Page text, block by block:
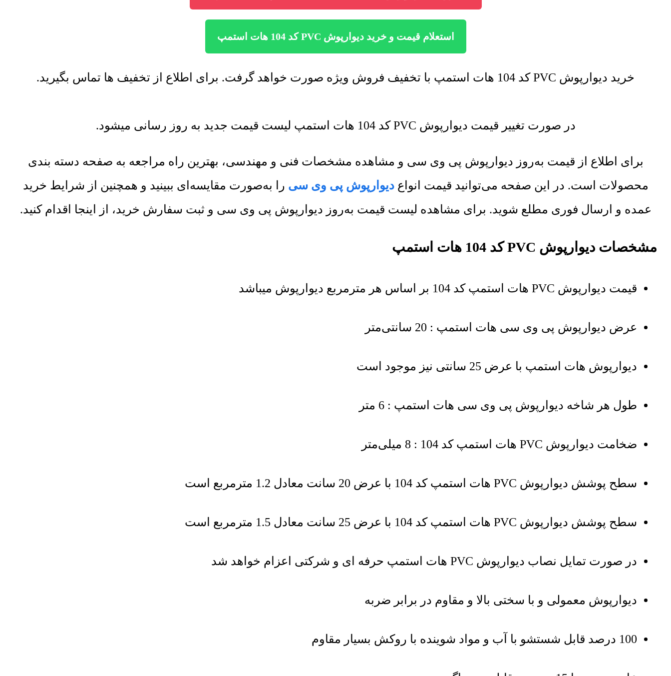
استعلام قیمت و خرید دیوارپوش PVC کد 104 هات استمپ
خرید دیوارپوش PVC کد 104 هات استمپ با تخفیف فروش ویژه صورت خواهد گرفت. برای اطلاع از تخفیف ها تماس بگیرید.
در صورت تغییر قیمت دیوارپوش PVC کد 104 هات استمپ لیست قیمت جدید به روز رسانی میشود.
برای اطلاع از قیمت به‌روز دیوارپوش پی وی سی و مشاهده مشخصات فنی و مهندسی، بهترین راه مراجعه به صفحه دسته بندی
محصولات است. در این صفحه می‌توانید قیمت انواعدیوارپوش پی وی سی را به‌صورت مقایسه‌ای ببینید و همچنین از شرایط خرید
عمده و ارسال فوری مطلع شوید. برای مشاهده لیست قیمت به‌روز دیوارپوش پی وی سی و ثبت سفارش خرید، از اینجا اقدام کنید.
مشخصات دیوارپوش PVC کد 104 هات استمپ
قیمت دیوارپوش PVC هات استمپ کد 104 بر اساس هر مترمربع دیوارپوش میباشد
عرض دیوارپوش پی وی سی هات استمپ : 20 سانتی‌متر
دیوارپوش هات استمپ با عرض 25 سانتی نیز موجود است
طول هر شاخه دیوارپوش پی وی سی هات استمپ : 6 متر
ضخامت دیوارپوش PVC هات استمپ کد 104 : 8 میلی‌متر
سطح پوشش دیوارپوش PVC هات استمپ کد 104 با عرض 20 سانت معادل 1.2 مترمربع است
سطح پوشش دیوارپوش PVC هات استمپ کد 104 با عرض 25 سانت معادل 1.5 مترمربع است
در صورت تمایل نصاب دیوارپوش PVC هات استمپ حرفه ای و شرکتی اعزام خواهد شد
دیوارپوش معمولی و با سختی بالا و مقاوم در برابر ضربه
100 درصد قابل شستشو با آب و مواد شوینده با روکش بسیار مقاوم